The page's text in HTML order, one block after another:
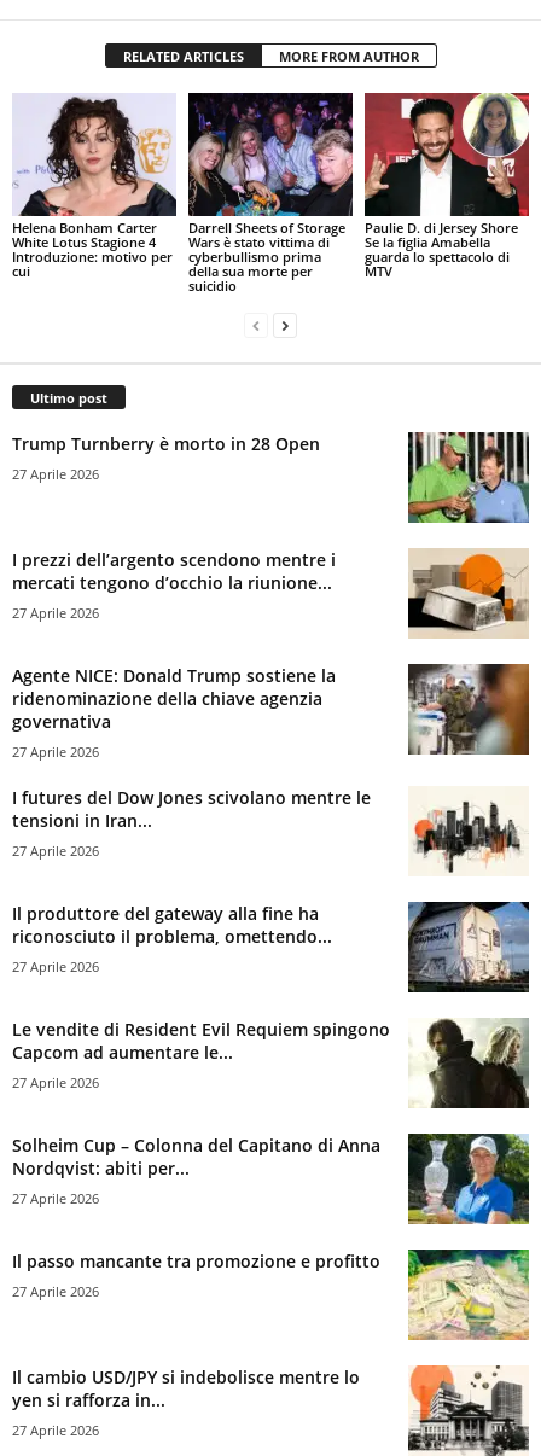
RELATED ARTICLES MORE FROM AUTHOR
Helena Bonham Carter
White Lotus Stagione 4
Introduzione: motivo per
cui
Darrell Sheets of Storage
Wars è stato vittima di
cyberbullismo prima
della sua morte per
suicidio
Paulie D. di Jersey Shore
Se la figlia Amabella
guarda lo spettacolo di
MTV
Ultimo post
Trump Turnberry è morto in 28 Open
27 Aprile 2026
I prezzi dell’argento scendono mentre i
mercati tengono d’occhio la riunione...
27 Aprile 2026
Agente NICE: Donald Trump sostiene la
ridenominazione della chiave agenzia
governativa
27 Aprile 2026
I futures del Dow Jones scivolano mentre le
tensioni in Iran...
27 Aprile 2026
Il produttore del gateway alla fine ha
riconosciuto il problema, omettendo...
27 Aprile 2026
Le vendite di Resident Evil Requiem spingono
Capcom ad aumentare le...
27 Aprile 2026
Solheim Cup – Colonna del Capitano di Anna
Nordqvist: abiti per...
27 Aprile 2026
Il passo mancante tra promozione e profitto
27 Aprile 2026
Il cambio USD/JPY si indebolisce mentre lo
yen si rafforza in...
27 Aprile 2026